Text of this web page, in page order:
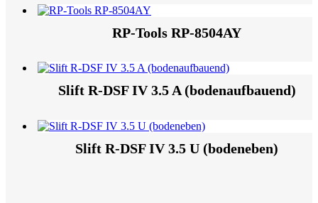
RP-Tools RP-8504AY
Slift R-DSF IV 3.5 A (bodenaufbauend)
Slift R-DSF IV 3.5 U (bodeneben)